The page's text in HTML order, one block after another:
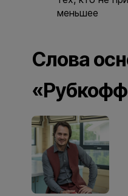
меньшее
Слова